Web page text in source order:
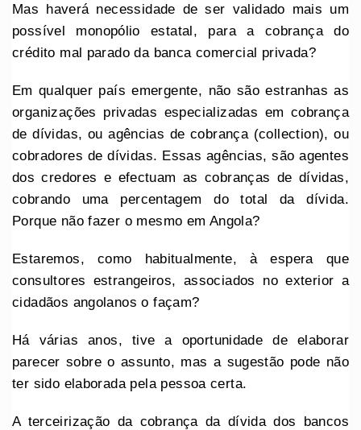
Mas haverá necessidade de ser validado mais um
possível monopólio estatal, para a cobrança do
crédito mal parado da banca comercial privada?
Em qualquer país emergente, não são estranhas as
organizações privadas especializadas em cobrança
de dívidas, ou agências de cobrança (collection), ou
cobradores de dívidas. Essas agências, são agentes
dos credores e efectuam as cobranças de dívidas,
cobrando uma percentagem do total da dívida.
Porque não fazer o mesmo em Angola?
Estaremos, como habitualmente, à espera que
consultores estrangeiros, associados no exterior a
cidadãos angolanos o façam?
Há várias anos, tive a oportunidade de elaborar
parecer sobre o assunto, mas a sugestão pode não
ter sido elaborada pela pessoa certa.
A terceirização da cobrança da dívida dos bancos